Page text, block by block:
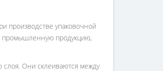
производстве упаковочной
промышленную продукцию,
слоя. Они склеиваются между